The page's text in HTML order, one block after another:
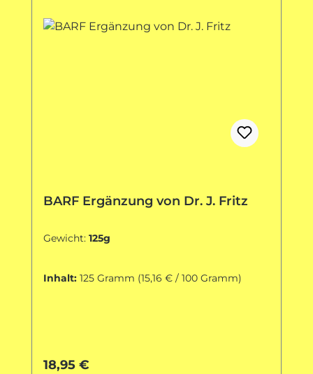
BARF Ergänzung von Dr. J. Fritz
Gewicht: 125g
Inhalt: 125 Gramm (15,16 € / 100 Gramm)
Regulärer Preis:
18,95 €